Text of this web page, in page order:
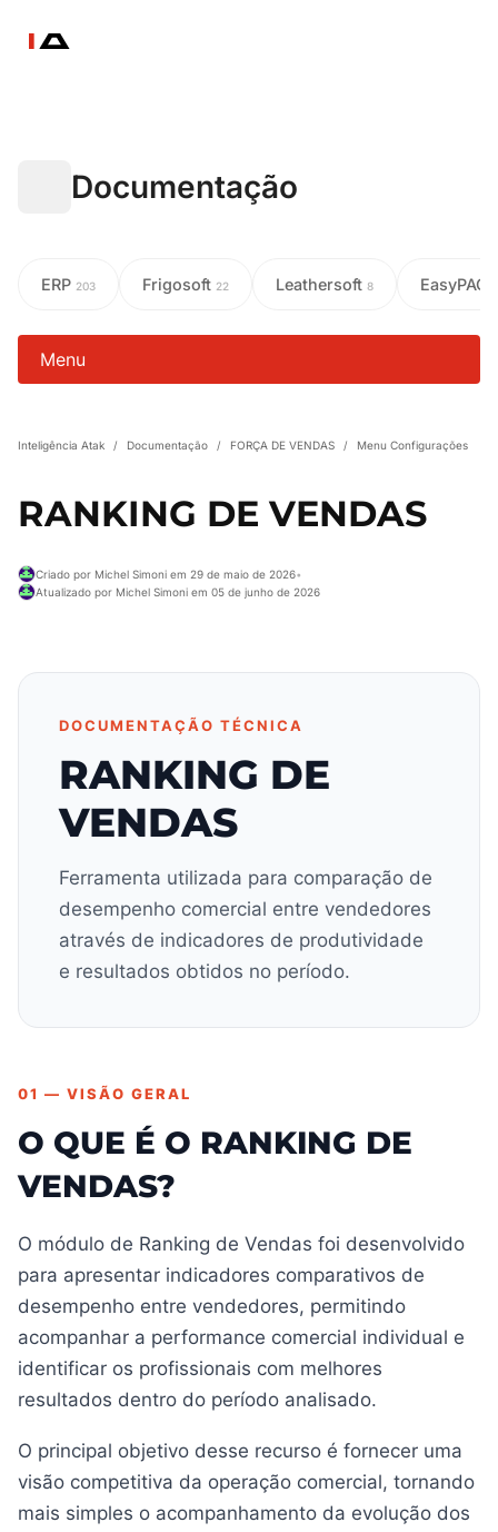
Documentação
ERP 203 Frigosoft 22 Leathersoft 8 EasyPAC
Menu
Inteligência Atak / Documentação / FORÇA DE VENDAS / Menu Configurações
RANKING DE VENDAS
Criado por Michel Simoni em 29 de maio de 2026•
Atualizado por Michel Simoni em 05 de junho de 2026
DOCUMENTAÇÃO TÉCNICA
RANKING DE
VENDAS
Ferramenta utilizada para comparação de
desempenho comercial entre vendedores
através de indicadores de produtividade
e resultados obtidos no período.
01 — VISÃO GERAL
O QUE É O RANKING DE
VENDAS?
O módulo de Ranking de Vendas foi desenvolvido
para apresentar indicadores comparativos de
desempenho entre vendedores, permitindo
acompanhar a performance comercial individual e
identificar os profissionais com melhores
resultados dentro do período analisado.
O principal objetivo desse recurso é fornecer uma
visão competitiva da operação comercial, tornando
mais simples o acompanhamento da evolução dos